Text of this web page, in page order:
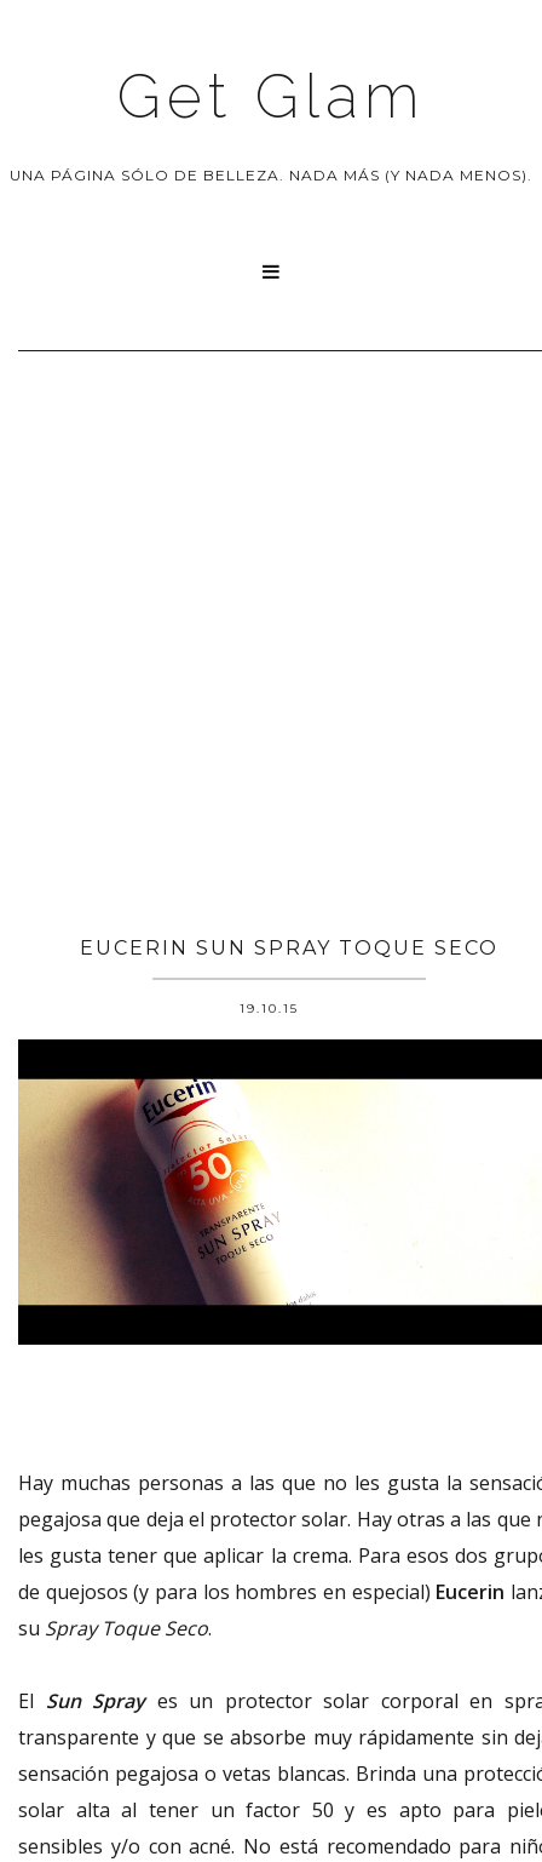
Get Glam
UNA PÁGINA SÓLO DE BELLEZA. NADA MÁS (Y NADA MENOS).

EUCERIN SUN SPRAY TOQUE SECO
19.10.15
Hay muchas personas a las que no les gusta la
pegajosa que deja el protector solar. Hay otras a las que
les gusta tener que aplicar la crema. Para esos dos
de quejosos (y para los hombres en especial) Eucerin
su Spray Toque Seco.
El Sun Sprayes un protector solar corporal en
transparente y que se absorbe muy rápidamente sin
sensación pegajosa o vetas blancas. Brinda una
solar alta al tener un factor 50 y es apto para
sensibles y/o con acné. No está recomendado para